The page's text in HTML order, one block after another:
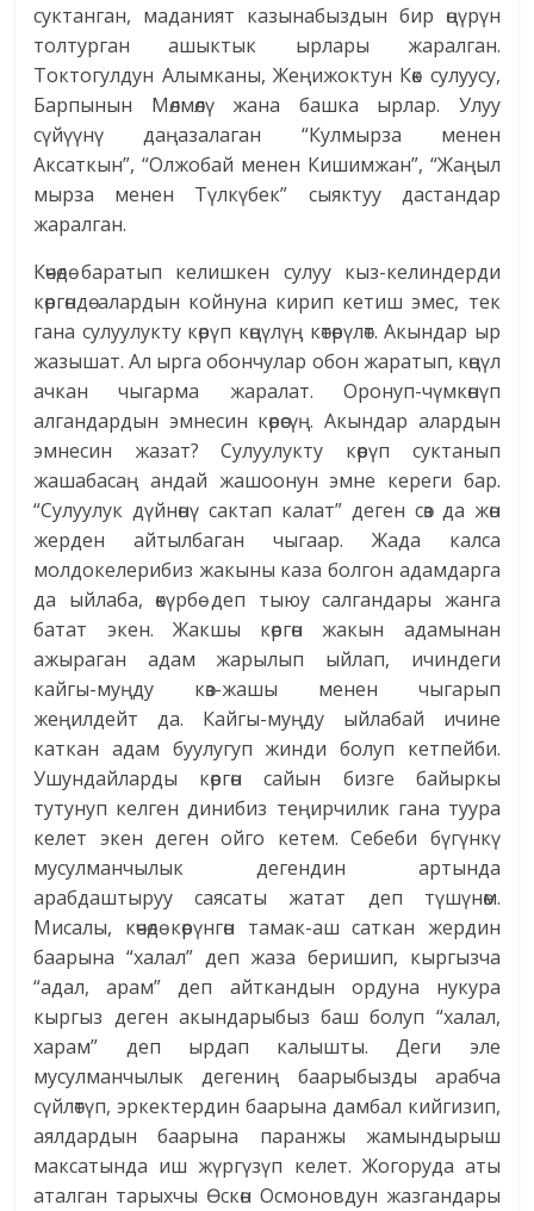
суктанган, маданият казынабыздын бир өңүрүн
толтурган ашыктык ырлары жаралган.
Токтогулдун Алымканы, Жеңижоктун Көк сулуусу,
Барпынын Мөлмөлү жана башка ырлар. Улуу
сүйүүнү даңазалаган “Кулмырза менен
Аксаткын”, “Олжобай менен Кишимжан”, “Жаңыл
мырза менен Түлкүбек” сыяктуу дастандар
жаралган.
Көчөдө баратып келишкен сулуу кыз-келиндерди
көргөндө алардын койнуна кирип кетиш эмес, тек
гана сулуулукту көрүп көңүлүң көтөрүлөт. Акындар ыр
жазышат. Ал ырга обончулар обон жаратып, көңүл
ачкан чыгарма жаралат. Оронуп-чүмкөнүп
алгандардын эмнесин көрөсүң. Акындар алардын
эмнесин жазат? Сулуулукту көрүп суктанып
жашабасаң андай жашоонун эмне кереги бар.
“Сулуулук дүйнөнү сактап калат” деген сөз да жөн
жерден айтылбаган чыгаар. Жада калса
молдокелерибиз жакыны каза болгон адамдарга
да ыйлаба, өкүрбө деп тыюу салгандары жанга
батат экен. Жакшы көргөн жакын адамынан
ажыраган адам жарылып ыйлап, ичиндеги
кайгы-муңду көз-жашы менен чыгарып
жеңилдейт да. Кайгы-муңду ыйлабай ичине
каткан адам буулугуп жинди болуп кетпейби.
Ушундайларды көргөн сайын бизге байыркы
тутунуп келген динибиз теңирчилик гана туура
келет экен деген ойго кетем. Себеби бүгүнкү
мусулманчылык дегендин артында
арабдаштыруу саясаты жатат деп түшүнөм.
Мисалы, көчөдө көрүнгөн тамак-аш саткан жердин
баарына “халал” деп жаза беришип, кыргызча
“адал, арам” деп айткандын ордуна нукура
кыргыз деген акындарыбыз баш болуп “халал,
харам” деп ырдап калышты. Деги эле
мусулманчылык дегениң баарыбызды арабча
сүйлөтүп, эркектердин баарына дамбал кийгизип,
аялдардын баарына паранжы жамындырыш
максатында иш жүргүзүп келет. Жогоруда аты
аталган тарыхчы Өскөн Осмоновдун жазгандары